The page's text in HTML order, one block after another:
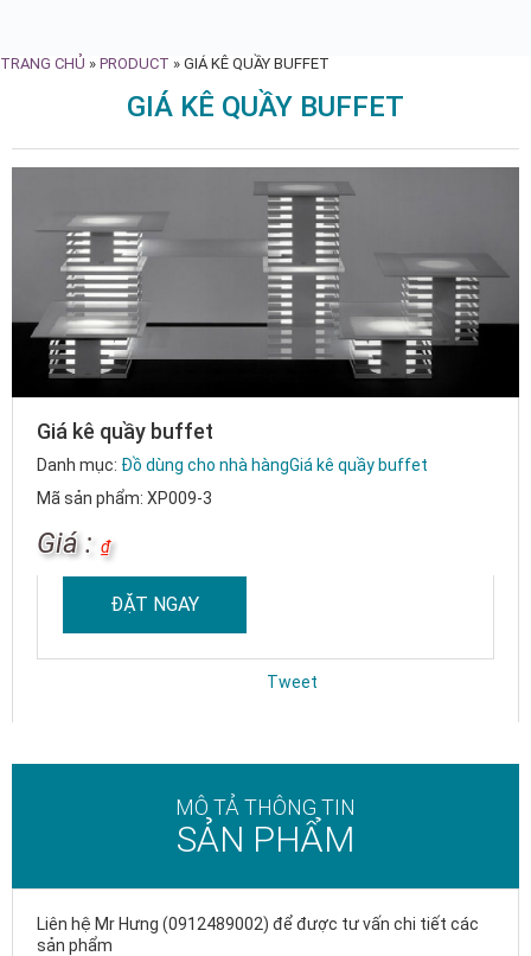
TRANG CHỦ » PRODUCT » GIÁ KÊ QUẦY BUFFET
GIÁ KÊ QUẦY BUFFET
Giá kê quầy buffet
Danh mục: Đồ dùng cho nhà hàngGiá kê quầy buffet
Mã sản phẩm: XP009-3
Giá : ₫
ĐẶT NGAY
Tweet
MÔ TẢ THÔNG TIN
SẢN PHẨM
Liên hệ Mr Hưng (0912489002) để được tư vấn chi tiết các
sản phẩm